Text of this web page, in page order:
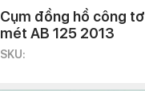
Cụm đồng hồ công tơ
mét AB 125 2013
SKU: